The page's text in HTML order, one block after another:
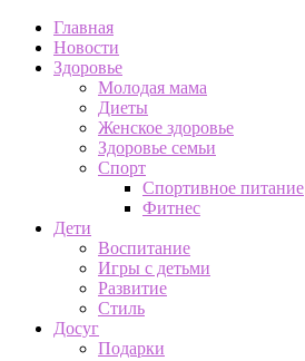
Главная
Новости
Здоровье
Молодая мама
Диеты
Женское здоровье
Здоровье семьи
Спорт
Спортивное питание
Фитнес
Дети
Воспитание
Игры с детьми
Развитие
Стиль
Досуг
Подарки